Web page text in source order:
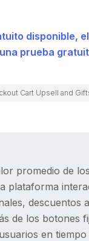
disponible,
prueba
Cart Upsell and
promedio de
plataforma
de los
en